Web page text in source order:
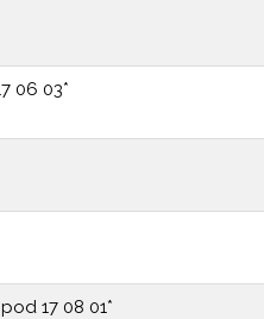
06 03*
17 08 01*